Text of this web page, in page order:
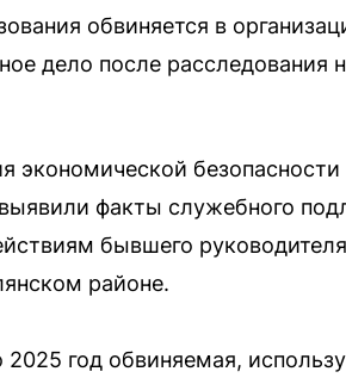
обвиняется в
дело после расследования
экономической
факты служебного
бывшего
районе.
год обвиняемая,